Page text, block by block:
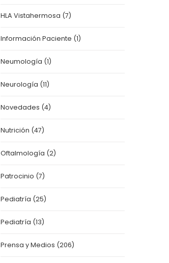
HLA Vistahermosa (7)
Información Paciente (1)
Neumología (1)
Neurología (11)
Novedades (4)
Nutrición (47)
Oftalmología (2)
Patrocinio (7)
Pediatría (25)
Pediatría (13)
Prensa y Medios (206)